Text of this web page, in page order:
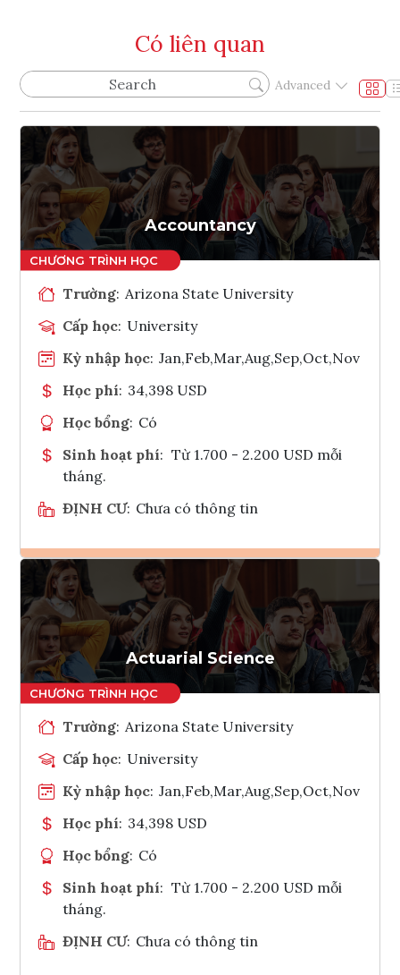
Có liên quan
Advanced
Accountancy
Trường: Arizona State University
Cấp học: University
Kỳ nhập học: Jan,Feb,Mar,Aug,Sep,Oct,Nov
Học phí: 34,398 USD
Học bổng: Có
Sinh hoạt phí: Từ 1.700 - 2.200 USD mỗi
tháng.
ĐỊNH CƯ: Chưa có thông tin
Ghi danh
Tham vấn Interlink
Actuarial Science
Trường: Arizona State University
Cấp học: University
Kỳ nhập học: Jan,Feb,Mar,Aug,Sep,Oct,Nov
Học phí: 34,398 USD
Học bổng: Có
Sinh hoạt phí: Từ 1.700 - 2.200 USD mỗi
tháng.
ĐỊNH CƯ: Chưa có thông tin